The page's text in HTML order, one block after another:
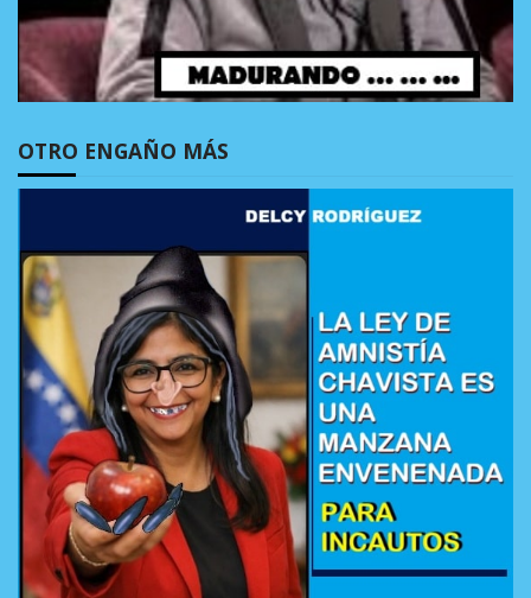
OTRO ENGAÑO MÁS